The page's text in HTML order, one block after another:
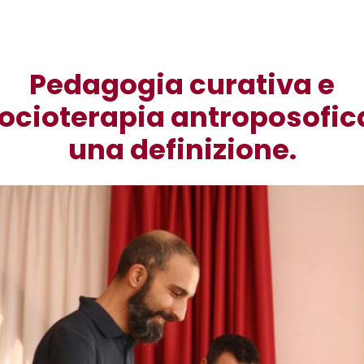
Pedagogia curativa e
una definizione.